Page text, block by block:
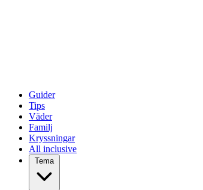
Guider
Tips
Väder
Familj
Kryssningar
All inclusive
Tema